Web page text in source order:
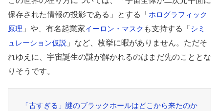
保存された情報の投影である」とする「ホログラフィック
原理 」や、有名起業家イーロン・マスク も支持する「シミ
ュレーション仮説 」など、枚挙に暇がありません。ただそ
れゆえに、宇宙誕生の謎が解かれるのはまだ先のこととな
りそうです。
「古すぎる」謎のブラックホールはどこから来たのか